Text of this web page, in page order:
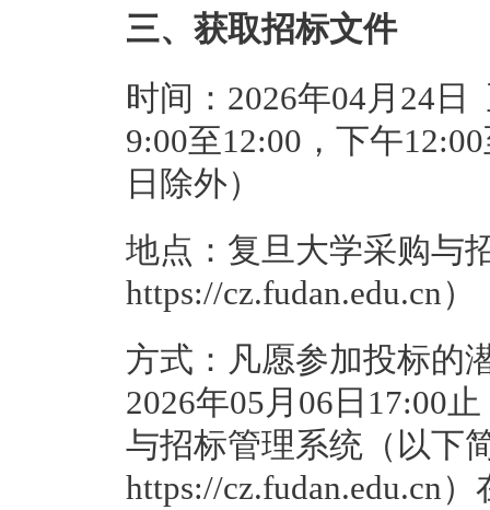
三、获取招标文件
时间：2026年04月24
9:00至12:00，下午
日除外）
地点：复旦大学采购与
https://cz.fudan.edu.cn）
方式：凡愿参加投标的
2026年05月06日17:00
与招标管理系统（以下
https://cz.fudan.edu.cn